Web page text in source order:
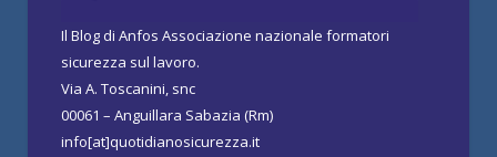
Il Blog di Anfos Associazione nazionale formatori
sicurezza sul lavoro.
Via A. Toscanini, snc
00061 – Anguillara Sabazia (Rm)
info[at]quotidianosicurezza.it